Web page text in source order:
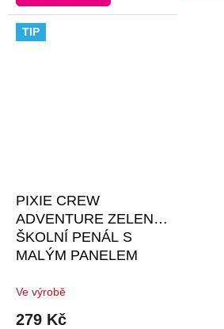
TIP
PIXIE CREW
ADVENTURE ZELENÝ
ŠKOLNÍ PENÁL S
MALÝM PANELEM
PIXELŮ
Ve výrobě
279 Kč